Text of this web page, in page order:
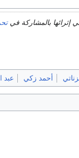
إثرائها بالمشاركة في
أحمد زكي عبد